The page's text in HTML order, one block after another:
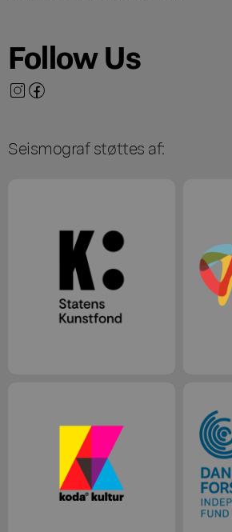
Follow Us
Seismograf støttes af: